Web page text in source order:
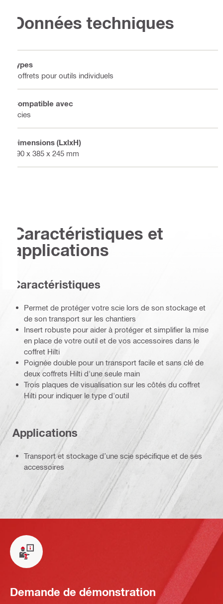
Données techniques
Types
Coffrets pour outils individuels
Compatible avec
Scies
Dimensions (LxlxH)
590 x 385 x 245 mm
Caractéristiques et
applications
Caractéristiques
Permet de protéger votre scie lors de son stockage et
de son transport sur les chantiers
Insert robuste pour aider à protéger et simplifier la mise
en place de votre outil et de vos accessoires dans le
coffret Hilti
Poignée double pour un transport facile et sans clé de
deux coffrets Hilti d'une seule main
Trois plaques de visualisation sur les côtés du coffret
Hilti pour indiquer le type d'outil
Applications
Transport et stockage d’une scie spécifique et de ses
accessoires
Demande de démonstration